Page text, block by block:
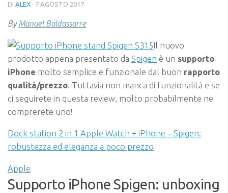
DI ALEX · 7 AGOSTO 2017
ByManuel Baldassarre
Il nuovo
prodotto appena presentato da Spigen è un supporto
iPhone molto semplice e funzionale dal buon rapporto
qualità/prezzo . Tuttavia non manca di funzionalità e se
ci seguirete in questa review, molto probabilmente ne
comprerete uno!
Dock station 2 in 1 Apple Watch + iPhone – Spigen:
robustezza ed eleganza a poco prezzo
Apple
Supporto iPhone Spigen: unboxing